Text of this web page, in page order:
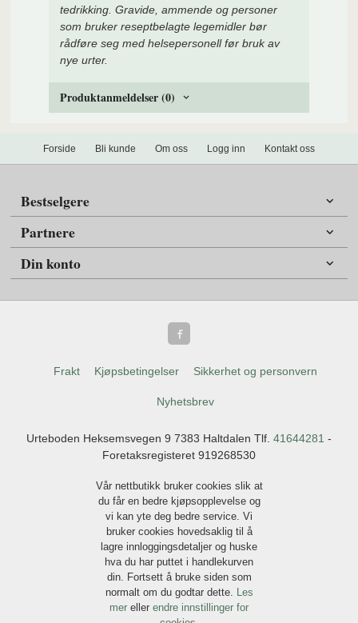
tedrikking. Gravide, ammende og personer
som bruker reseptbelagte legemidler bør
rådføre seg med helsepersonell før bruk av
nye urter.
Produktanmeldelser (0)
Forside Bli kunde Om oss Logg inn Kontakt oss
Bestselgere
Partnere
Din konto
Frakt Kjøpsbetingelser Sikkerhet og personvern
Nyhetsbrev
Urteboden Heksemsvegen 9 7383 Haltdalen Tlf. 41644281 -
Foretaksregisteret 919268530
Vår nettbutikk bruker cookies slik at
du får en bedre kjøpsopplevelse og
vi kan yte deg bedre service. Vi
bruker cookies hovedsaklig til å
lagre innloggingsdetaljer og huske
hva du har puttet i handlekurven
din. Fortsett å bruke siden som
normalt om du godtar dette. Les
mer eller endre innstillinger for